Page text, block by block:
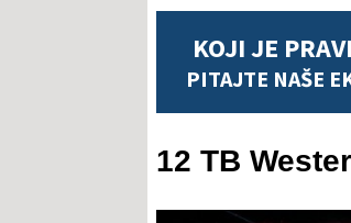
KOJI JE
PITAJTE NAŠE
12 TB